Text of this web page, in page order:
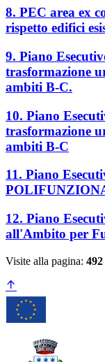
8. PEC area ex
rispetto edifici
9. Piano
trasformazione
ambiti B-C.
10. Piano
trasformazione
ambiti B-C
11. Piano
12. Piano
all'Ambito per
Visite alla pagina: 492